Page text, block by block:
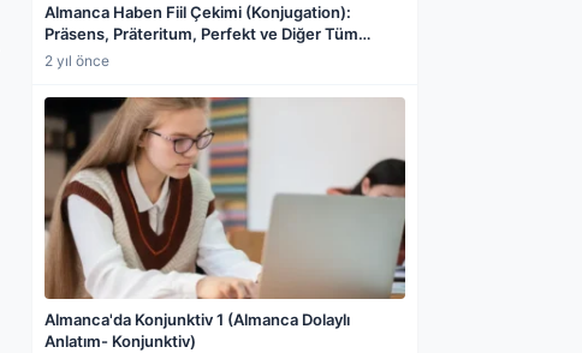
Almanca Haben Fiil Çekimi (Konjugation):
Präsens, Präteritum, Perfekt ve Diğer Tüm
Zamanlar Tüm Şahıslar Konu Anlatımı
2 yıl önce
Almanca'da Konjunktiv 1 (Almanca Dolaylı
Anlatım- Konjunktiv)